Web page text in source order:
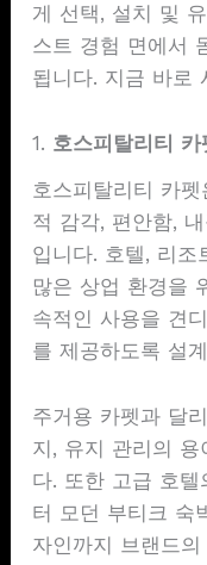
게 선택, 설치 및
스트 경험 면에서
됩니다. 지금 바로
1. 호스피탈리티 카
호스피탈리티 카
적 감각, 편안함,
입니다. 호텔, 리조
많은 상업 환경을
속적인 사용을 견
를 제공하도록 설
주거용 카펫과 달
지, 유지 관리의 용
다. 또한 고급 호
터 모던 부티크 숙
자인까지 브랜드